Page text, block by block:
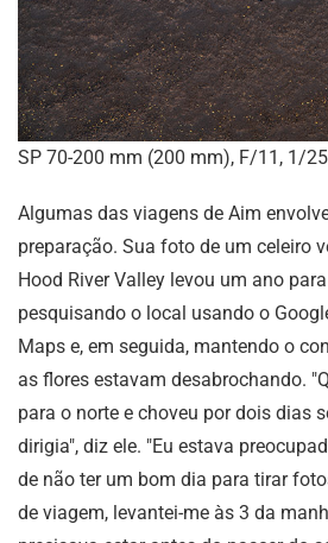
SP 70-200 mm (200 mm), F/11, 1/25
Algumas das viagens de Aim
preparação. Sua foto de um celeiro
Hood River Valley levou um ano
pesquisando o local usando o
Maps e, em seguida, mantendo o
as flores estavam desabrochando.
para o norte e choveu por dois dias
dirigia", diz ele. "Eu estava
de não ter um bom dia para tirar
de viagem, levantei-me às 3 da